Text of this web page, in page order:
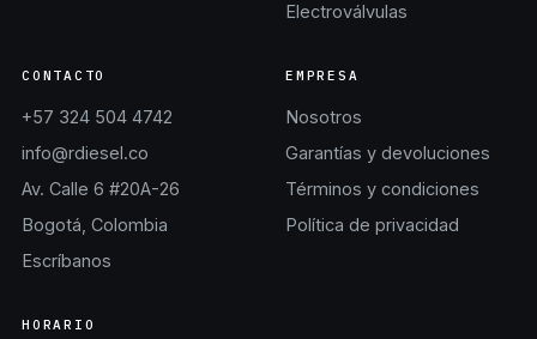
Electroválvulas
CONTACTO
+57 324 504 4742
info@rdiesel.co
Av. Calle 6 #20A-26
Bogotá, Colombia
Escríbanos
EMPRESA
Nosotros
Garantías y devoluciones
Términos y condiciones
Política de privacidad
HORARIO